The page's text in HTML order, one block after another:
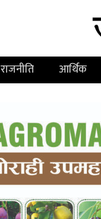
राजनीति आर्थिक